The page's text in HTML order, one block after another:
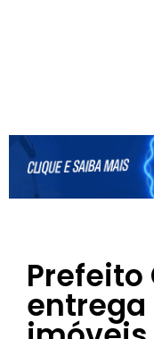
Prefeito